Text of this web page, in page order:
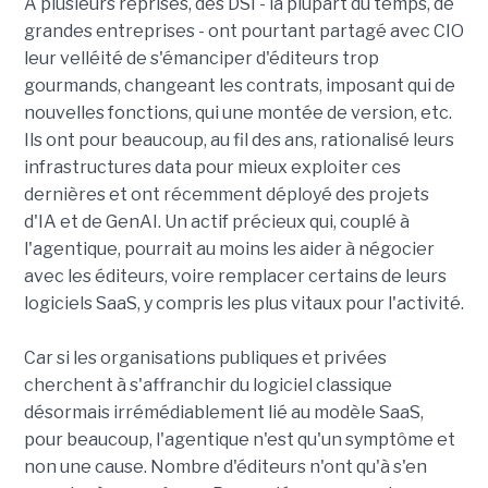
grandes entreprises - ont pourtant partagé avec CIO
leur velléité de s'émanciper d'éditeurs trop
gourmands, changeant les contrats, imposant qui de
nouvelles fonctions, qui une montée de version, etc.
Ils ont pour beaucoup, au fil des ans, rationalisé leurs
infrastructures data pour mieux exploiter ces
dernières et ont récemment déployé des projets
d'IA et de GenAI. Un actif précieux qui, couplé à
l'agentique, pourrait au moins les aider à négocier
avec les éditeurs, voire remplacer certains de leurs
logiciels SaaS, y compris les plus vitaux pour l'activité.
Car si les organisations publiques et privées
cherchent à s'affranchir du logiciel classique
désormais irrémédiablement lié au modèle SaaS,
pour beaucoup, l'agentique n'est qu'un symptôme et
non une cause. Nombre d'éditeurs n'ont qu'à s'en